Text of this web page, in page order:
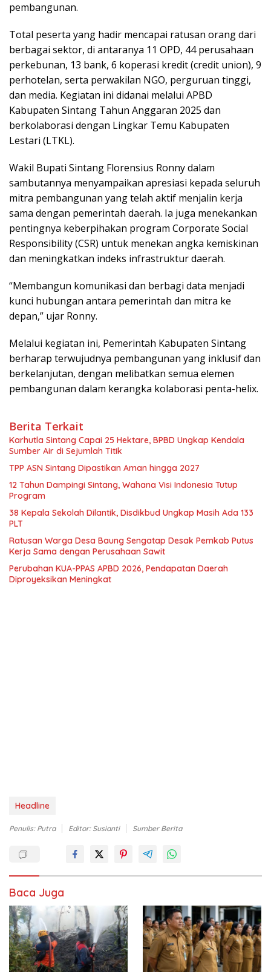
pembangunan.
Total peserta yang hadir mencapai ratusan orang dari
berbagai sektor, di antaranya 11 OPD, 44 perusahaan
perkebunan, 13 bank, 6 koperasi kredit (credit union), 9
perhotelan, serta perwakilan NGO, perguruan tinggi,
dan media. Kegiatan ini didanai melalui APBD
Kabupaten Sintang Tahun Anggaran 2025 dan
berkolaborasi dengan Lingkar Temu Kabupaten
Lestari (LTKL).
Wakil Bupati Sintang Florensius Ronny dalam
sambutannya menyampaikan apresiasi kepada seluruh
mitra pembangunan yang telah aktif menjalin kerja
sama dengan pemerintah daerah. Ia juga menekankan
pentingnya keberpihakan program Corporate Social
Responsibility (CSR) untuk menekan angka kemiskinan
dan meningkatkan indeks infrastruktur daerah.
“Membangun komunikasi dan berbagi data menjadi
kunci hubungan antara pemerintah dan mitra ke
depan,” ujar Ronny.
Melalui kegiatan ini, Pemerintah Kabupaten Sintang
berharap terwujudnya pembangunan yang inklusif dan
berkelanjutan, dengan melibatkan semua elemen
pembangunan dalam kerangka kolaborasi penta-helix.
Berita Terkait
Karhutla Sintang Capai 25 Hektare, BPBD Ungkap Kendala
Sumber Air di Sejumlah Titik
TPP ASN Sintang Dipastikan Aman hingga 2027
12 Tahun Dampingi Sintang, Wahana Visi Indonesia Tutup
Program
38 Kepala Sekolah Dilantik, Disdikbud Ungkap Masih Ada 133
PLT
Ratusan Warga Desa Baung Sengatap Desak Pemkab Putus
Kerja Sama dengan Perusahaan Sawit
Perubahan KUA-PPAS APBD 2026, Pendapatan Daerah
Diproyeksikan Meningkat
Headline
Penulis: Putra Editor: Susianti Sumber Berita
Baca Juga